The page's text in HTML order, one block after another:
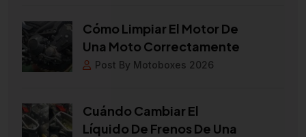
Cómo Limpiar El Motor De
Una Moto Correctamente
Post By Motoboxes 2026
Cuándo Cambiar El
Líquido De Frenos De Una